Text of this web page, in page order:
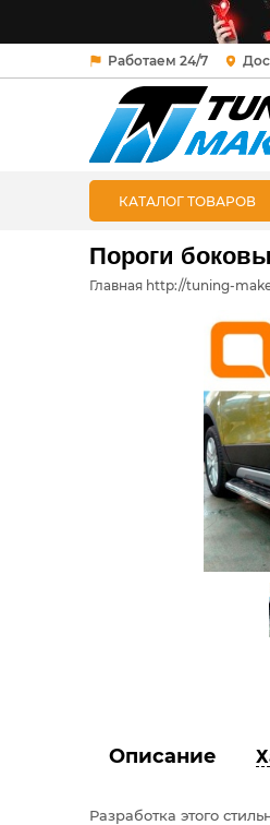
Работаем 24/7
КАТАЛОГ ТОВАРОВ
Пороги
Главная http://tuning-
Описание
Разработка этого